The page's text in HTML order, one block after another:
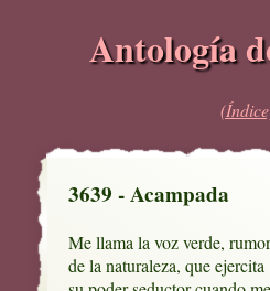
Antología
3639 - Acampada
Me llama la voz verde,
de la naturaleza, que ejercita